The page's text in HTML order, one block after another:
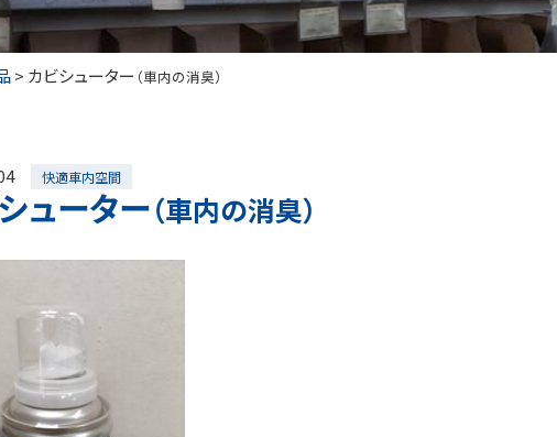
> カビシューター （車内の消臭）
快適車内空間
ューター（車内の消臭）